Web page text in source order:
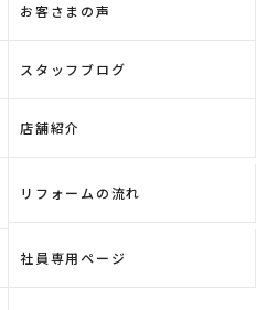
お客さまの声
スタッフブログ
店舗紹介
リフォームの流れ
社員専用ページ